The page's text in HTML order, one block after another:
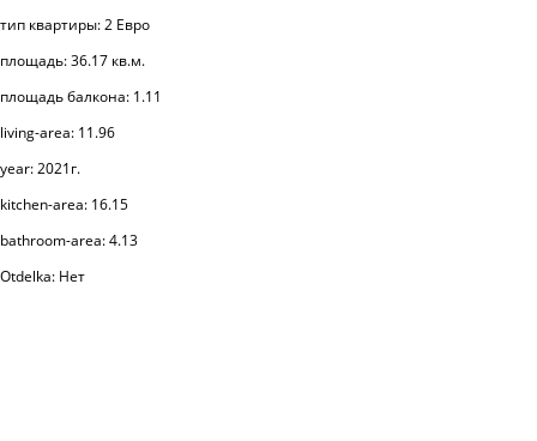
тип квартиры: 2 Евро
площадь: 36.17 кв.м.
площадь балкона: 1.11
living-area: 11.96
year: 2021г.
kitchen-area: 16.15
bathroom-area: 4.13
Otdelka: Нет